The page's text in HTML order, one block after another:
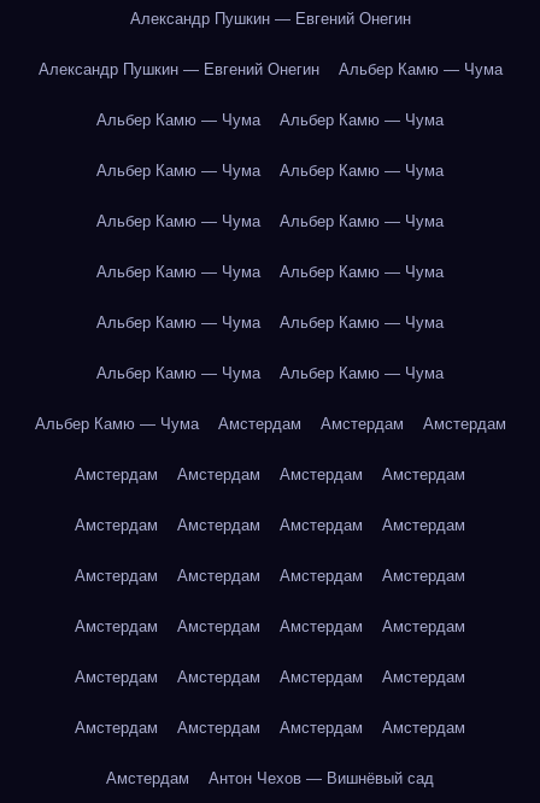
Александр Пушкин — Евгений Онегин
Александр Пушкин — Евгений Онегин Альбер Камю — Чума
Альбер Камю — Чума Альбер Камю — Чума
Альбер Камю — Чума Альбер Камю — Чума
Альбер Камю — Чума Альбер Камю — Чума
Альбер Камю — Чума Альбер Камю — Чума
Альбер Камю — Чума Альбер Камю — Чума
Альбер Камю — Чума Альбер Камю — Чума
Альбер Камю — Чума Амстердам Амстердам Амстердам
Амстердам Амстердам Амстердам Амстердам
Амстердам Амстердам Амстердам Амстердам
Амстердам Амстердам Амстердам Амстердам
Амстердам Амстердам Амстердам Амстердам
Амстердам Амстердам Амстердам Амстердам
Амстердам Амстердам Амстердам Амстердам
Амстердам Антон Чехов — Вишнёвый сад